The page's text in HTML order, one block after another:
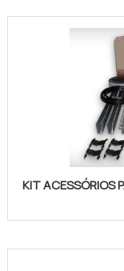
KIT ACESSÓRIOS